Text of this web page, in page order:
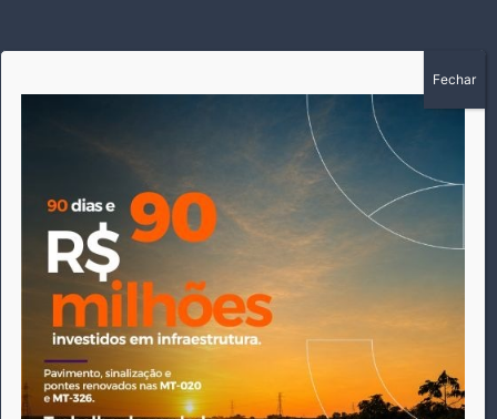
A história do Pioneiro inicia em fevereiro de 2005 em
Canarana - MT, na época, como um jornal impresso semanal,
que chegou a possuir mil assinantes. Durante 15 anos, foram
publicadas 691 edições que narraram os acontecimentos
políticos, policiais e cotidianos de Canarana e região. Fiel a sua
origem, pautado sempre pela busca incessante da
imparcialidade, faz jus a sua logo, com o característico "avião
da praça" de Canarana, sendo o símbolo do
comprometimento deste veículo de comunicação com o
relato dos fatos neste município. Em 06 de dezembro de 2019
circulou a última edição impressa do jornal, que desde então
tem veiculação exclusivamente online.